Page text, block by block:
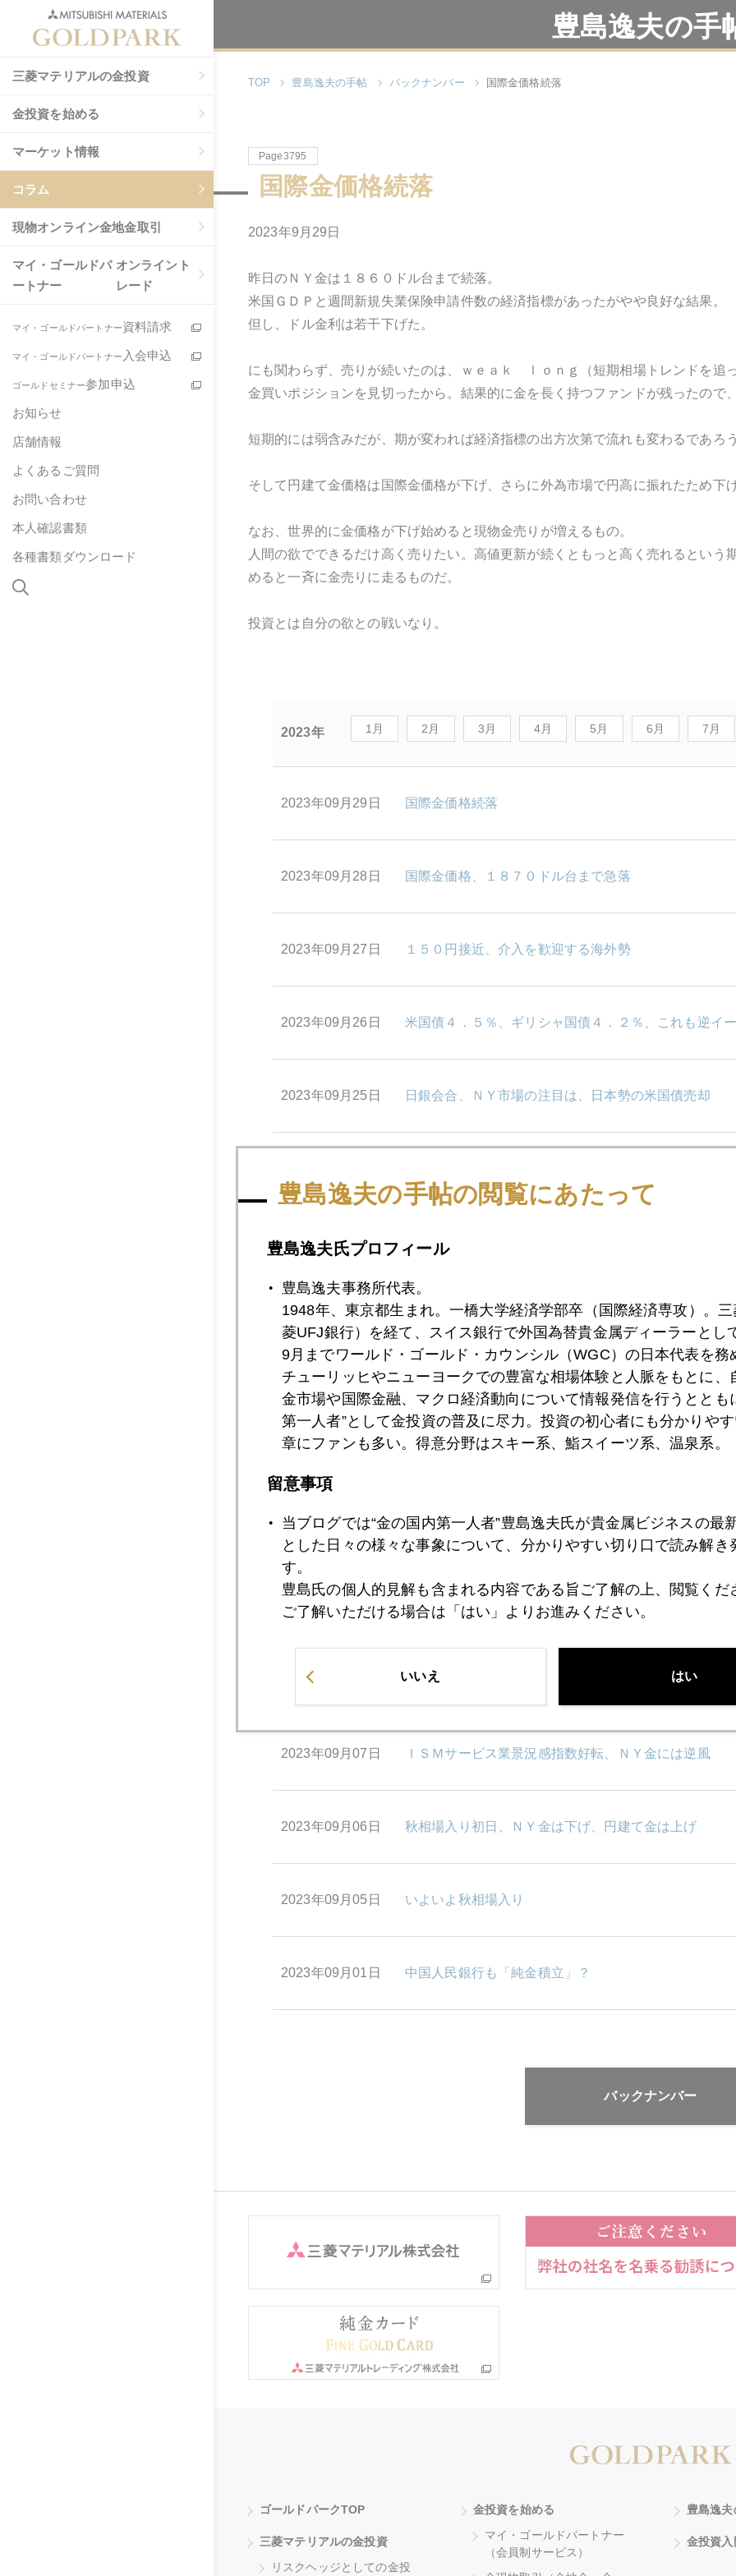
三菱マテリアルの金投資
金投資を始める
マーケット情報
コラム
現物オンライン金地金取引
マイ・ゴールドパ
ートナー
オンライント
レード
マイ・ゴールドパートナー資料請求
マイ・ゴールドパートナー 入会申込
ゴールドセミナー参加申込
お知らせ
店舗情報
よくあるご質問
お問い合わせ
本人確認書類
各種書類ダウンロード
豊島逸夫の手
TOP 豊島逸夫の手帖 バックナンバー 国際金価格続落
Page3795
国際金価格続落
2023年9月29日
昨日のＮＹ金は１８６０ドル台まで続落。
米国ＧＤＰと週間新規失業保険申請件数の経済指標があったがやや良好な結果。
但し、ドル金利は若干下げた。
にも関わらず、売りが続いたのは、ｗｅａｋ ｌｏｎｇ（短期相場トレンドを追
金買いポジションを見切ったから。結果的に金を長く持つファンドが残ったので
短期的には弱含みだが、期が変われば経済指標の出方次第で流れも変わるであろ
そして円建て金価格は国際金価格が下げ、さらに外為市場で円高に振れたため下
なお、世界的に金価格が下げ始めると現物金売りが増えるもの。
人間の欲でできるだけ高く売りたい。高値更新が続くともっと高く売れるとい
めると一斉に金売りに走るものだ。
投資とは自分の欲との戦いなり。
2023年 1月 2月 3月 4月 5月 6月 7月
2023年09月29日 国際金価格続落
2023年09月28日 国際金価格、１８７０ドル台まで急落
2023年09月27日 １５０円接近、介入を歓迎する海外勢
2023年09月26日 米国債４．５％、ギリシャ国債４．２％、これも逆イ
2023年09月25日 日銀会合、ＮＹ市場の注目は、日本勢の米国債売却
2023年09月21日 ２４年、ＦＲＢは名目で利下げ、実質で利上げへ
2023年09月20日 原油急騰、１１月のＦＯＭＣに影響あるか
2023年09月19日 最重要イベント視野に国際金価格は急反発
2023年09月13日 ロンドン金市場の地盤低下
2023年09月11日 凍土融解現象、隠れた金鉱脈あるか
2023年09月08日 国内は金売戻しラッシュ
2023年09月07日 ＩＳＭサービス業景況感指数好転、ＮＹ金には逆風
2023年09月06日 秋相場入り初日、ＮＹ金は下げ、円建て金は上げ
2023年09月05日 いよいよ秋相場入り
2023年09月01日 中国人民銀行も「純金積立」？
バックナンバー
ゴールドパークTOP
三菱マテリアルの金投資
リスクヘッジとしての金投
金投資を始める
マイ・ゴールドパートナー
（会員制サービス）
豊島逸
金投資入
豊島逸夫の手帖の閲覧にあたって
豊島逸夫氏プロフィール
豊島逸夫事務所代表。
1948年、東京都生まれ。一橋大学経済学部卒（国際経済専攻）。
菱UFJ銀行）を経て、スイス銀行で外国為替貴金属ディーラーとし
9月までワールド・ゴールド・カウンシル（WGC）の日本代表を務
チューリッヒやニューヨークでの豊富な相場体験と人脈をもとに、
金市場や国際金融、マクロ経済動向について情報発信を行うととも
第一人者”として金投資の普及に尽力。投資の初心者にも分かりや
章にファンも多い。得意分野はスキー系、鮨スイーツ系、温泉系。
留意事項
当ブログでは“金の国内第一人者”豊島逸夫氏が貴金属ビジネスの最
とした日々の様々な事象について、分かりやすい切り口で読み解き
す。
豊島氏の個人的見解も含まれる内容である旨ご了解の上、閲覧くだ
ご了解いただける場合は「はい」よりお進みください。
いいえ はい